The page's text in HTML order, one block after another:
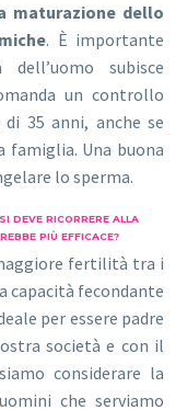
maturazione dello
. È importante
subisce
un controllo
35 anni, anche se
famiglia. Una buona
lo sperma.
DEVE RICORRERE ALLA
PIÙ EFFICACE?
fertilità tra i
capacità fecondante
per essere padre
società e con il
considerare la
che serviamo